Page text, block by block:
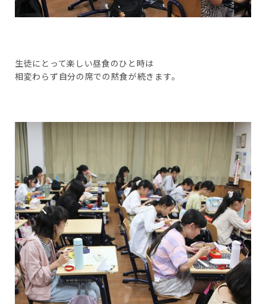
生徒にとって楽しい昼食のひと時は
相変わらず自分の席での黙食が続きます。